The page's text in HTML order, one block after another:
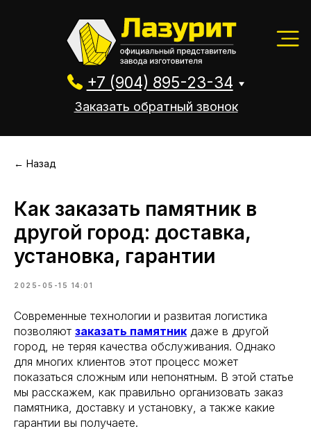
+7 (904) 895-23-34
Заказать обратный звонок
+7 (904) 895-23-34
Заказать обратный звонок
← Назад
Как заказать памятник в
другой город: доставка,
установка, гарантии
2025-05-15 14:01
Современные технологии и развитая логистика
позволяют заказать памятник даже в другой
город, не теряя качества обслуживания. Однако
для многих клиентов этот процесс может
показаться сложным или непонятным. В этой статье
мы расскажем, как правильно организовать заказ
памятника, доставку и установку, а также какие
гарантии вы получаете.